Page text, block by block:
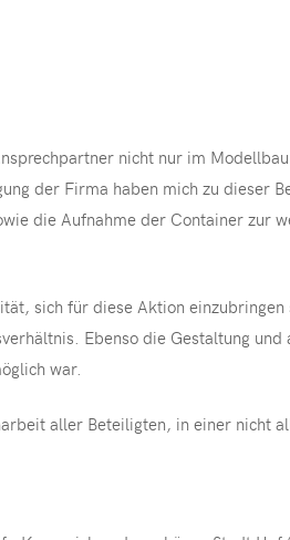
nicht nur im
der Firma haben mich zu dieser
die Aufnahme der Container zur
sich für diese Aktion
Ebenso die Gestaltung
war.
aller Beteiligten, in einer nicht